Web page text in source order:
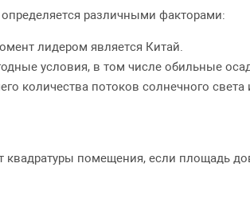
различными факторами:
лидером является Китай.
условия, в том числе обильные
количества потоков солнечного
квадратуры помещения, если площадь